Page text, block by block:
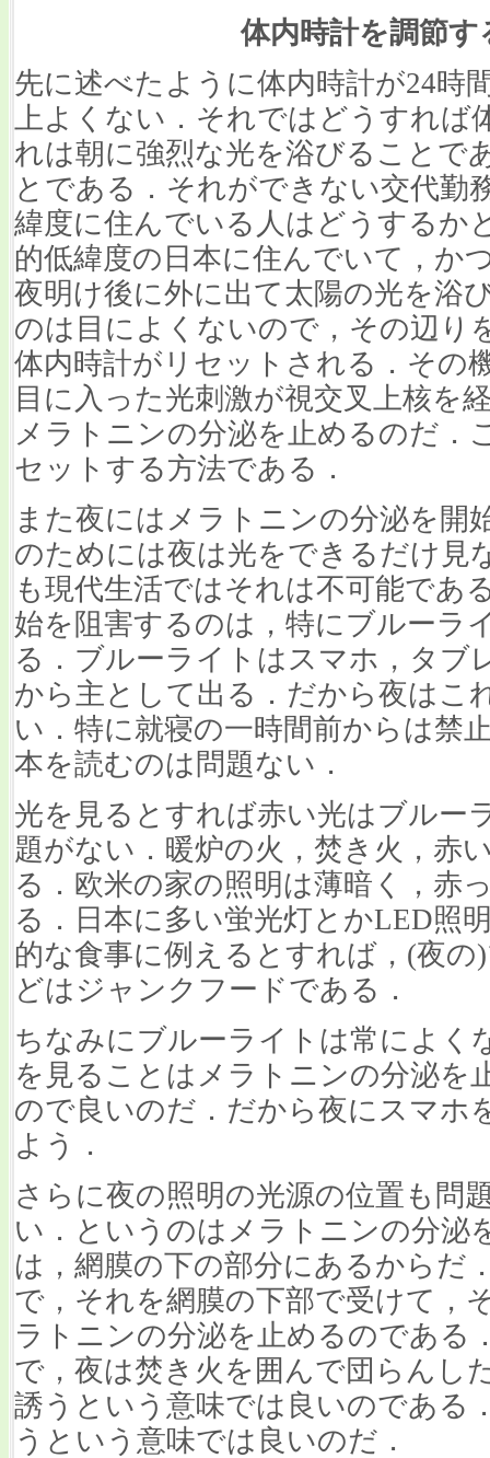
体内時計を調節
先に述べたように体内時計が24時
上よくない．それではどうすれば
れは朝に強烈な光を浴びることで
とである．それができない交代勤
緯度に住んでいる人はどうするか
的低緯度の日本に住んでいて，か
夜明け後に外に出て太陽の光を浴
のは目によくないので，その辺り
体内時計がリセットされる．その
目に入った光刺激が視交叉上核を
メラトニンの分泌を止めるのだ．
セットする方法である．
また夜にはメラトニンの分泌を開
のためには夜は光をできるだけ見
も現代生活ではそれは不可能であ
始を阻害するのは，特にブルーラ
る．ブルーライトはスマホ，タブ
から主として出る．だから夜はこ
い．特に就寝の一時間前からは禁
本を読むのは問題ない．
光を見るとすれば赤い光はブルー
題がない．暖炉の火，焚き火，赤
る．欧米の家の照明は薄暗く，赤
る．日本に多い蛍光灯とかLED照
的な食事に例えるとすれば，(夜
どはジャンクフードである．
ちなみにブルーライトは常によく
を見ることはメラトニンの分泌を
ので良いのだ．だから夜にスマホ
よう．
さらに夜の照明の光源の位置も問
い．というのはメラトニンの分泌
は，網膜の下の部分にあるからだ
で，それを網膜の下部で受けて，
ラトニンの分泌を止めるのである
で，夜は焚き火を囲んで団らんし
誘うという意味では良いのである
うという意味では良いのだ．